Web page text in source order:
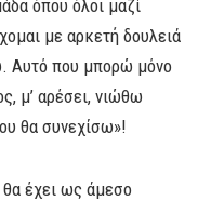
όπου όλοι μαζί
με αρκετή δουλειά
Αυτό που μπορώ μόνο
μ’ αρέσει, νιώθω
θα συνεχίσω»!
θα έχει ως άμεσο